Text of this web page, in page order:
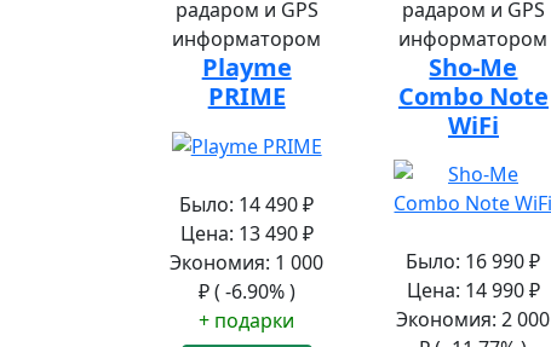
радаром и GPS
информатором
Playme
PRIME
Было: 14 490₽
Цена: 13 490₽
Экономия: 1 000
₽( -6.90% )
+ подарки
радаром и GPS
информатором
Sho-Me
Combo Note
WiFi
Было: 16 990 ₽
Цена: 14 990₽
Экономия: 2 000